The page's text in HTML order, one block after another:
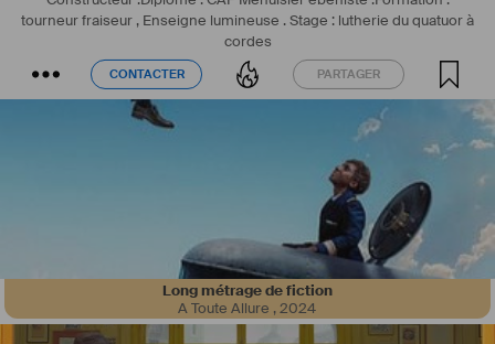
tourneur fraiseur , Enseigne lumineuse .Stage : lutherie du quatuor à
cordes
CONTACTER PARTAGER
CONTACTER PARTAGER
Long métrage de fiction
A Toute Allure ,2024
Passionnée par le maquillage et le cinéma, j’ai acquis au fil de mes
expériences une expertise en maquillage artistique, scène,
audiovisuel, cinéma et effets spéciaux.